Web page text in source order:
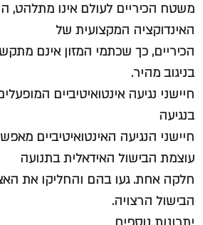
משטח הכיריים לעולם אינו מתלהט,
האינדוקציה המקצועית של
הכיריים, כך שכתמי המזון אינם
בניגוב מהיר.
חיישני נגיעה אינטואיטיביים
בנגיעה
חיישני הנגיעה האינטואיטיביים
עוצמת הבישול האידאלית בתנועה
חלקה אחת. געו בהם והחליקו את
הבישול הרצויה.